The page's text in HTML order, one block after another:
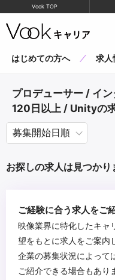
Vook TOP
はじめての方へ 求人
プロデューサー / イ
120日以上 / Unityの
お探しの求人は見つかり
ご経験に合う求人をご
映像業界に特化したキャ
望をもとに求人をご案内
企業の募集状況によって
ご紹介できる場合もあり